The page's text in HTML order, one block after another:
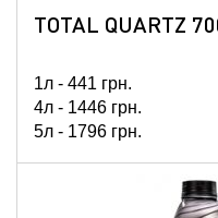
TOTAL QUARTZ
1л - 441 грн.
4л - 1446 грн.
5л - 1796 грн.